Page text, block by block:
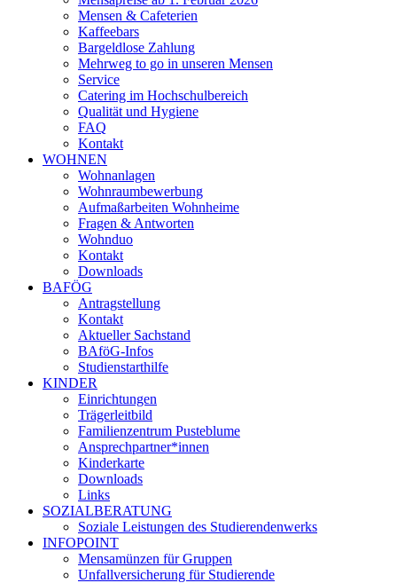
Mensen & Cafeterien
Kaffeebars
Bargeldlose Zahlung
Mehrweg to go in unseren Mensen
Service
Catering im Hochschulbereich
Qualität und Hygiene
FAQ
Kontakt
WOHNEN
Wohnanlagen
Wohnraumbewerbung
Aufmaßarbeiten Wohnheime
Fragen & Antworten
Wohnduo
Kontakt
Downloads
BAFÖG
Antragstellung
Kontakt
Aktueller Sachstand
BAföG-Infos
Studienstarthilfe
KINDER
Einrichtungen
Trägerleitbild
Familienzentrum Pusteblume
Ansprechpartner*innen
Kinderkarte
Downloads
Links
SOZIALBERATUNG
Soziale Leistungen des Studierendenwerks
INFOPOINT
Mensamünzen für Gruppen
Unfallversicherung für Studierende